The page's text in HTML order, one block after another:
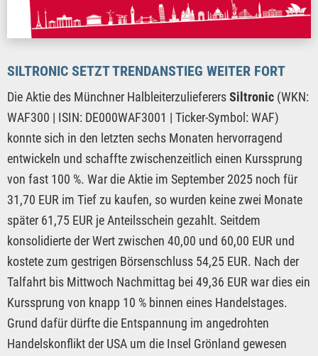
SILTRONIC SETZT TRENDANSTIEG WEITER FORT
Die Aktie des Münchner HalbleiterzulieferersSiltronic (WKN:
WAF300 | ISIN: DE000WAF3001 | Ticker-Symbol: WAF)
konnte sich in den letzten sechs Monaten hervorragend
entwickeln und schaffte zwischenzeitlich einen Kurssprung
von fast 100 %. War die Aktie im September 2025 noch für
31,70 EUR im Tief zu kaufen, so wurden keine zwei Monate
später 61,75 EUR je Anteilsschein gezahlt. Seitdem
konsolidierte der Wert zwischen 40,00 und 60,00 EUR und
kostete zum gestrigen Börsenschluss 54,25 EUR. Nach der
Talfahrt bis Mittwoch Nachmittag bei 49,36 EUR war dies ein
Kurssprung von knapp 10 % binnen eines Handelstages.
Grund dafür dürfte die Entspannung im angedrohten
Handelskonflikt der USA um die Insel Grönland gewesen